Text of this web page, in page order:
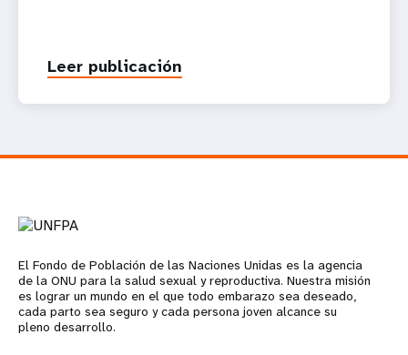
Leer publicación
El Fondo de Población de las Naciones Unidas es la agencia
de la ONU para la salud sexual y reproductiva. Nuestra misión
es lograr un mundo en el que todo embarazo sea deseado,
cada parto sea seguro y cada persona joven alcance su
pleno desarrollo.